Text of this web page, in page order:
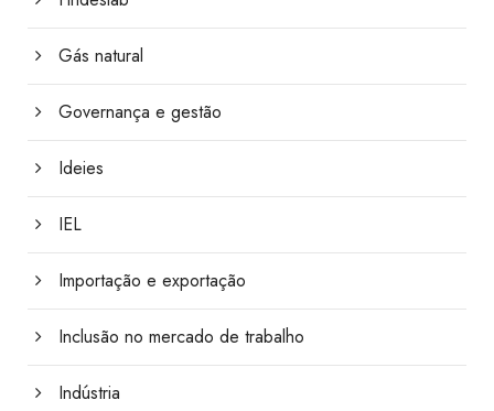
Gás natural
Governança e gestão
Ideies
IEL
Importação e exportação
Inclusão no mercado de trabalho
Indústria